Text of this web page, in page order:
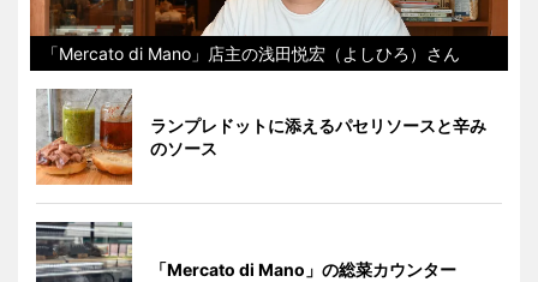
「Mercato di Mano」店主の浅田悦宏（よしひろ）さん
ランプレドットに添えるパセリソースと辛み
のソース
「Mercato di Mano」の総菜カウンター